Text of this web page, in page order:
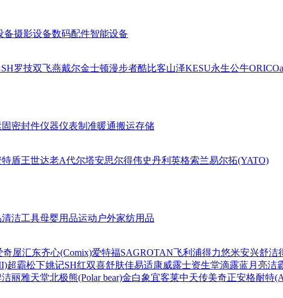
备摄影设备数码配件智能设备
SH罗技双飞燕戴尔金士顿漫步者酷比客山泽KESU永生公牛ORICO
固密封件仪器仪表制准暖通搬运存储
特盾王世达老A代尔塔安思尔得伟史丹利 英格索兰易尔拓(YATO)
清洁工具母婴用品运动户外家纺用品
奇屋汇东齐心(Comix)爱特福SAGROTAN飞利浦得力悠米安兴舒洁
超霸松下姚记SH红双喜舒肤佳易适康威露士资生堂滴露蓝月亮洁
洁丽雅天堂北极熊(Polar bear)金白象宜客莱中天传美奇正安格耐特